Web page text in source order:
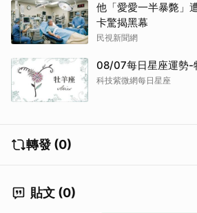
他「愛愛一半暴斃」
卡驚揭黑幕
民視新聞網
08/07每日星座運勢-
科技紫微網每日星座
轉發 (0)
貼文 (0)